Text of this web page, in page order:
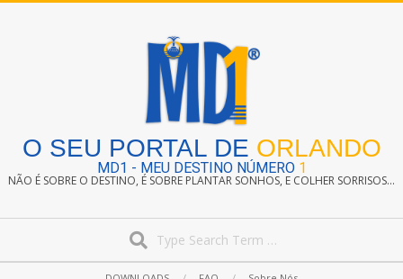
O SEU PORTAL DE ORLANDO
MD1 - MEU DESTINO NÚMERO 1
NÃO É SOBRE O DESTINO, É SOBRE PLANTAR SONHOS, E COLHER SORRISOS...